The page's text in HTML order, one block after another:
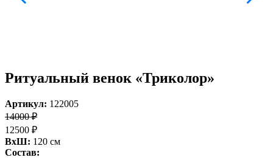
Ритуальный венок «Триколор»
Артикул: 122005
14000 ₽
12500 ₽
ВxШ: 120 см
Состав: